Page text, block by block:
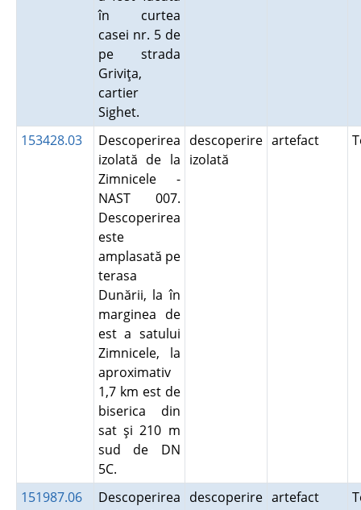
în curtea
casei nr. 5 de
pe strada
Griviţa,
cartier
Sighet.
153428.03
Descoperirea
izolată de la
Zimnicele -
NAST 007.
Descoperirea
este
amplasată pe
terasa
Dunării, la în
marginea de
est a satului
Zimnicele, la
aproximativ
1,7 km est de
biserica din
sat şi 210 m
sud de DN
5C.
descoperire
izolată
artefact
151987.06
Descoperirea descoperire artefact